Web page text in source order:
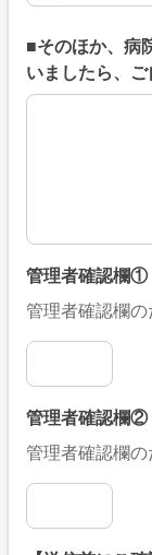
■そのほか、病
いましたら、
■そのほか、病
管理者確認欄①
管理者確認欄の
管理者確認欄①
管理者確認欄②
管理者確認欄の
管理者確認欄②